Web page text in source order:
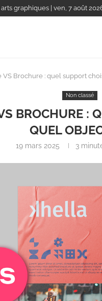
graphiques | ven, 7 août
VS Brochure : quel support
Non classé
BROCHURE :
QUEL
19 mars 2025 3